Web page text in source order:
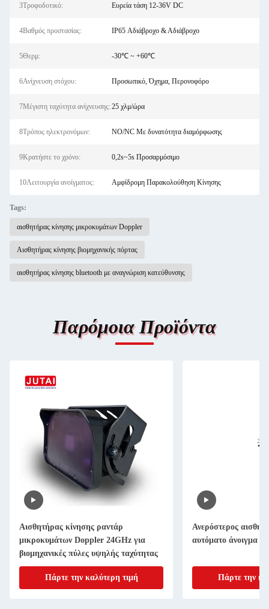
3Τροφοδοτικό: Ευρεία τάση 12-36V DC
4Βαθμός προστασίας: IP65 Αδιάβροχο & Αδιάβροχο
5Θερμ: -30℃ ~ +60℃
6Ανίχνευση στόχου: Προσωπικό, Όχημα, Περονοφόρο
7Μέγιστη ταχύτητα ανίχνευσης:25 χλμ/ώρα
8Τρόπος ηλεκτρονόμων: NO/NC Με δυνατότητα διαμόρφωσης
9Κρατήστε το χρόνο: 0,2s~5s Προσαρμόσιμο
10Λειτουργία ανοίγματος: Αμφίδρομη Παρακολούθηση Κίνησης
Tags:
αισθητήρας κίνησης μικροκυμάτων Doppler
Αισθητήρας κίνησης βιομηχανικής πόρτας
αισθητήρας κίνησης bluetooth με αναγνώριση κατεύθυνσης
Παρόμοια Προϊόντα
Αισθητήρας κίνησης ραντάρ
μικροκυμάτων Doppler 24GHz για
βιομηχανικές πύλες υψηλής ταχύτητας
Πάρτε την καλύτερη τιμή
Ανερόστερος
αυτόματο άνοιγμα
Πάρτε την